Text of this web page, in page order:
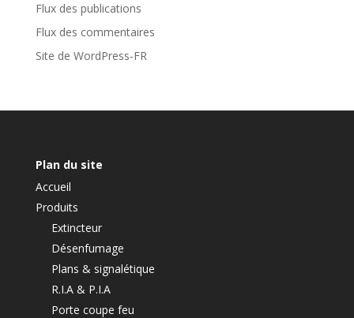
Flux des publications
Flux des commentaires
Site de WordPress-FR
Plan du site
Accueil
Produits
Extincteur
Désenfumage
Plans & signalétique
R.I.A & P.I.A
Porte coupe feu